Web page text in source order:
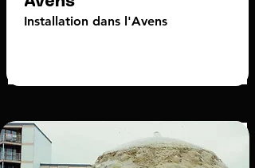
Installation dans l'Avens